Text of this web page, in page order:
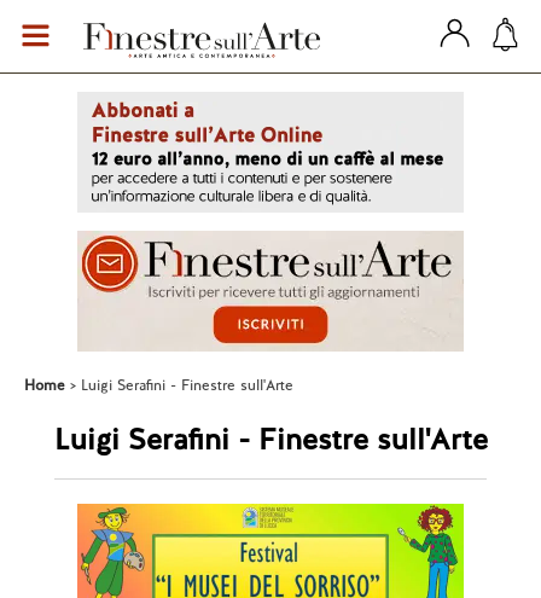
Home Luigi Serafini - Finestre sull'Arte
Luigi Serafini - Finestre sull'Arte